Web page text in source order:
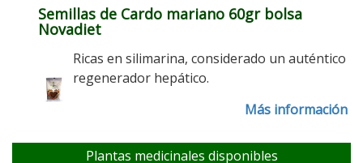
Semillas de Cardo mariano 60gr bolsa
Novadiet
Ricas en silimarina, considerado un auténtico
regenerador hepático.
Más información
Plantas medicinales disponibles